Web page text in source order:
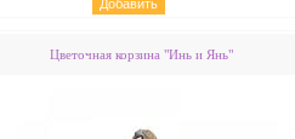
Цветочная корзина "Инь и Янь"